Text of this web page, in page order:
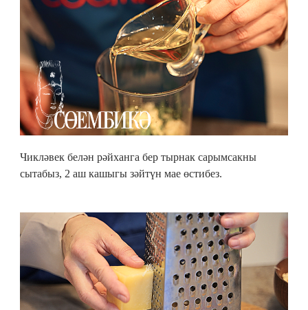
Чикләвек белән рәйханга бер тырнак сарымсакны
сытабыз, 2 аш кашыгы зәйтүн мае өстибез.